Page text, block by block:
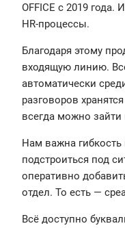
OFFICE с 2019
HR-процессы.
Благодаря этому
входящую линию.
автоматически
разговоров
всегда можно
Нам важна
подстроиться под
оперативно
отдел. То есть —
Всё доступно